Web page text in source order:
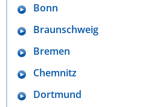
Bonn
Braunschweig
Bremen
Chemnitz
Dortmund